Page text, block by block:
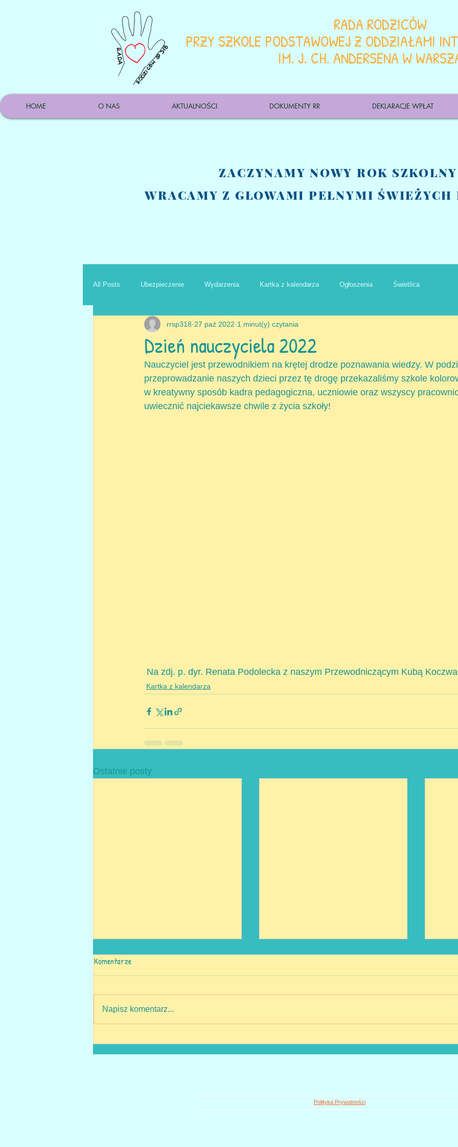
RADA RODZICÓW
PRZY SZKOLE PODSTAWOWEJ Z ODDZIAŁAMI
IM. J. CH. ANDERSENA W
HOME O NAS AKTUALNOŚCI DOKUMENTY RR DEKLARACJE WPŁAT
ZACZYNAMY NOWY ROK
WRACAMY Z GŁOWAMI PEŁNYMI ŚWIEŻYCH
All Posts Ubezpieczenie Wydarzenia Kartka z kalendarza Ogłoszenia Świetlica
Dzień nauczyciela 2022
rrsp318 27 paź 2022 1 minut(y) czytania
Nauczyciel jest przewodnikiem na krętej drodze poznawania wiedzy. W
przeprowadzanie naszych dzieci przez tę drogę przekazaliśmy szkole
w kreatywny sposób kadra pedagogiczna, uczniowie oraz wszyscy
uwiecznić najciekawsze chwile z życia szkoły!
Na zdj. p. dyr. Renata Podolecka z naszym Przewodniczącym Kubą
Kartka z kalendarza
Ostatnie posty
Karnawał 2025!
Komentarze
Napisz komentarz...
Polityka Prywatności